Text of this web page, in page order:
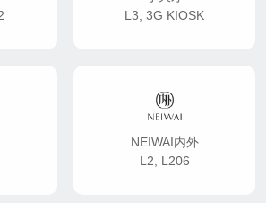
L3, 3G KIOSK
NEIWAI内外
L2, L206